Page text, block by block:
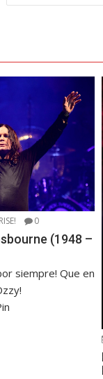
RISE! 0
(1948 –
siempre! Que en